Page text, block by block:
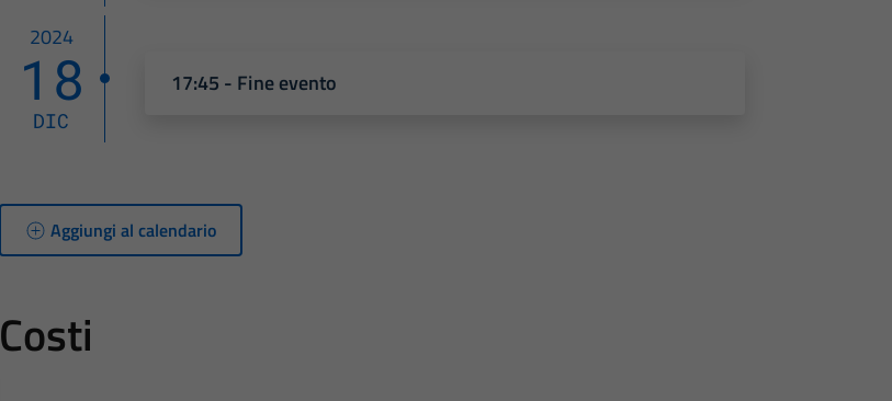
2024
18
DIC
17:45 - Fine evento
Aggiungi al calendario
Costi